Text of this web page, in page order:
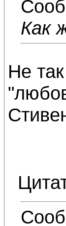
Как
Не